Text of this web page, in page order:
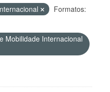
Formatos:
Mobilidade Internacional